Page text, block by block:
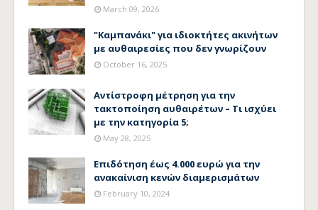
March 09, 2026
"Καμπανάκι" για ιδιοκτήτες ακινήτων
με αυθαιρεσίες που δεν γνωρίζουν
October 16, 2025
Αντίστροφη μέτρηση για την
τακτοποίηση αυθαιρέτων – Τι ισχύει
με την κατηγορία 5;
May 28, 2025
Επιδότηση έως 4.000 ευρώ για την
ανακαίνιση κενών διαμερισμάτων
February 10, 2024